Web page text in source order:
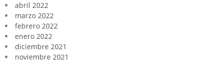
abril 2022
marzo 2022
febrero 2022
enero 2022
diciembre 2021
noviembre 2021